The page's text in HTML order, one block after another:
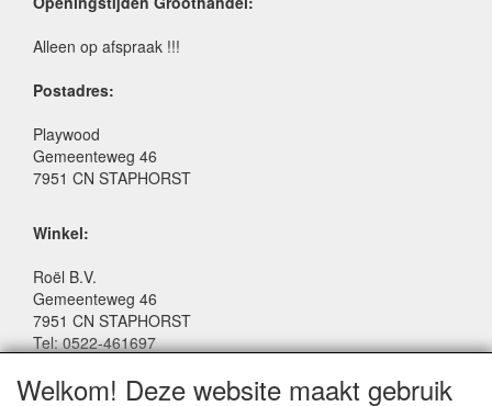
Alleen op afspraak !!!
Postadres:
Playwood
Gemeenteweg 46
7951 CN STAPHORST
Winkel:
Roël B.V.
Gemeenteweg 46
7951 CN STAPHORST
Tel: 0522-461697
Facebook: www.facebook.com/roelspeelgoed
Welkom! Deze website maakt gebruik